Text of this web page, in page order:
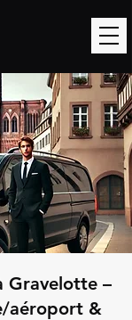
Gravelotte –
aéroport &